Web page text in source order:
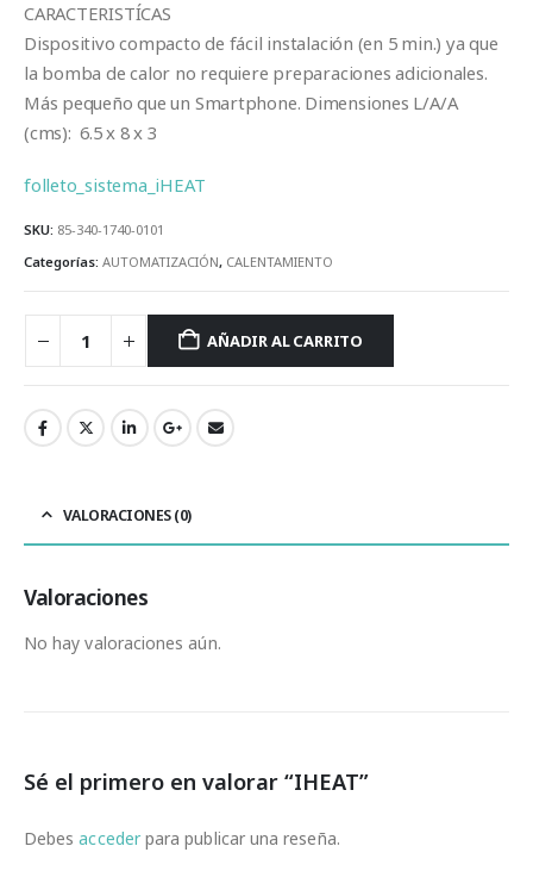
CARACTERISTÍCAS
Dispositivo compacto de fácil instalación (en 5 min.) ya que
la bomba de calor no requiere preparaciones adicionales.
Más pequeño que un Smartphone. Dimensiones L/A/A
(cms): 6.5 x 8 x 3
folleto_sistema_iHEAT
SKU: 85-340-1740-0101
Categorías: AUTOMATIZACIÓN, CALENTAMIENTO
AÑADIR AL CARRITO
VALORACIONES (0)
Valoraciones
No hay valoraciones aún.
Sé el primero en valorar “IHEAT”
Debesaccederpara publicar una reseña.